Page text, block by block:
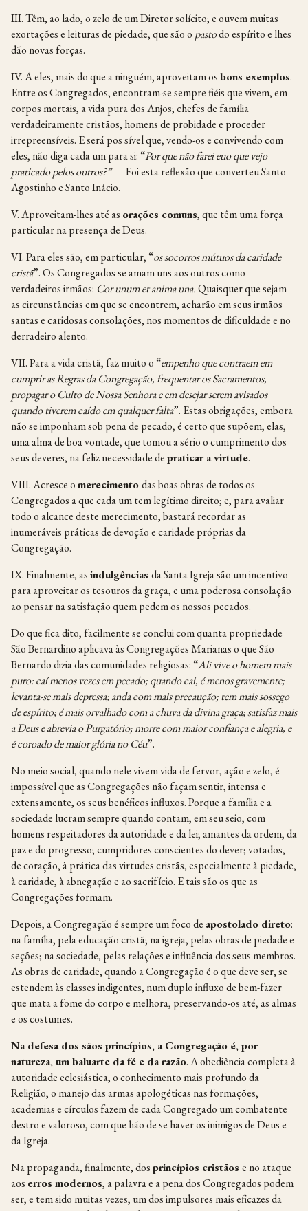
III. Têm, ao lado, o zelo de um Diretor solícito; e ouvem muitas
exortações e leituras de piedade, que são o pastodo espírito e lhes
dão novas forças.
IV. A eles, mais do que a ninguém, aproveitam osbons exemplos.
Entre os Congregados, encontram-se sempre fiéis que vivem, em
corpos mortais, a vida pura dos Anjos; chefes de família
verdadeiramente cristãos, homens de probidade e proceder
irrepreensíveis. E será pos sível que, vendo-os e convivendo com
eles, não diga cada um para si: “Por que não farei euo que vejo
praticado pelos outros?”— Foi esta reflexão que converteu Santo
Agostinho e Santo Inácio.
V. Aproveitam-lhes até as orações comuns, que têm uma força
particular na presença de Deus.
VI. Para eles são, em particular, “os socorros mútuos da caridade
cristã”. Os Congregados se amam uns aos outros como
verdadeiros irmãos: Cor unum et anima una.Quaisquer que sejam
as circunstâncias em que se encontrem, acharão em seus irmãos
santas e caridosas consolações, nos momentos de dificuldade e no
derradeiro alento.
VII. Para a vida cristã, faz muito o “empenho que contraem em
cumprir as Regras da Congregação, frequentar os Sacramentos,
propagar o Culto de Nossa Senhora e em desejar serem avisados
quando tiverem caído em qualquer falta”. Estas obrigações, embora
não se imponham sob pena de pecado, é certo que supõem, elas,
uma alma de boa vontade, que tomou a sério o cumprimento dos
seus deveres, na feliz necessidade depraticar a virtude.
VIII. Acresce omerecimentodas boas obras de todos os
Congregados a que cada um tem legítimo direito; e, para avaliar
todo o alcance deste merecimento, bastará recordar as
inumeráveis práticas de devoção e caridade próprias da
Congregação.
IX. Finalmente, asindulgências da Santa Igreja são um incentivo
para aproveitar os tesouros da graça, e uma poderosa consolação
ao pensar na satisfação quem pedem os nossos pecados.
Do que fica dito, facilmente se conclui com quanta propriedade
São Bernardino aplicava às Congregações Marianas o que São
Bernardo dizia das comunidades religiosas: “Ali vive o homem mais
puro: caí menos vezes em pecado; quando cai, é menos gravemente;
levanta-se mais depressa; anda com mais precaução; tem mais sossego
de espírito; é mais orvalhado com a chuva da divina graça; satisfaz mais
a Deus e abrevia o Purgatório; morre com maior confiança e alegria, e
é coroado de maior glória no Céu”.
No meio social, quando nele vivem vida de fervor, ação e zelo, é
impossível que as Congregações não façam sentir, intensa e
extensamente, os seus benéficos influxos. Porque a família e a
sociedade lucram sempre quando contam, em seu seio, com
homens respeitadores da autoridade e da lei; amantes da ordem, da
paz e do progresso; cumpridores conscientes do dever; votados,
de coração, à prática das virtudes cristãs, especialmente à piedade,
à caridade, à abnegação e ao sacrifício. E tais são os que as
Congregações formam.
Depois, a Congregação é sempre um foco de apostolado direto:
na família, pela educação cristã; na igreja, pelas obras de piedade e
seções; na sociedade, pelas relações e influência dos seus membros.
As obras de caridade, quando a Congregação é o que deve ser, se
estendem às classes indigentes, num duplo influxo de bem-fazer
que mata a fome do corpo e melhora, preservando-os até, as almas
e os costumes.
Na defesados sãos princípios, a Congregação é, por
natureza, um baluarte da fé e da razão. A obediência completa à
autoridade eclesiástica, o conhecimento mais profundo da
Religião, o manejo das armas apologéticas nas formações,
academias e círculos fazem de cada Congregado um combatente
destro e valoroso, com que hão de se haver os inimigos de Deus e
da Igreja.
Na propaganda, finalmente, dosprincípios cristãos e no ataque
aos erros modernos, a palavra e a pena dos Congregados podem
ser, e tem sido muitas vezes, um dos impulsores mais eficazes da